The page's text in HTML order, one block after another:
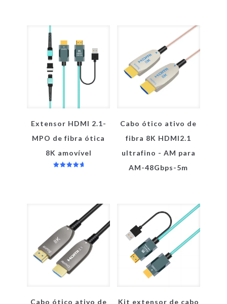
Extensor HDMI 2.1-
MPO de fibra ótica
8K amovível
Cabo ótico ativo de
fibra 8K HDMI2.1
ultrafino - AM para
AM-48Gbps-5m
Cabo ótico ativo de
Kit extensor de cabo